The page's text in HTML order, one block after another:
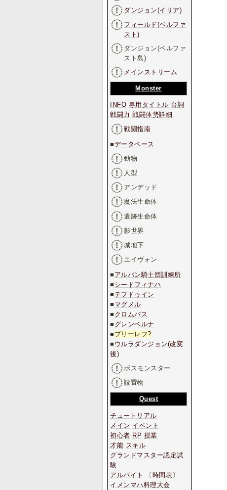
ダンジョン(イリア)
フィールド(ベルファ
スト)
ダンジョン(ベルファ
スト島)
メインストリーム
Monster
INFO 専用タイトル 台詞
戦闘力 戦闘体勢詳細
戦闘指南
■データベース
動物
人型
アンデッド
魔法生命体
遺跡生命体
影世界
城地下
エイヴォン
■ アルバン騎士団訓練所
■ シードフィナハ
■ テフドゥイン
■ マグメル
■ クロムバス
■ グレンベルナ
■ ブリーレフ?
■ ウルラダンジョン(改変
後)
ボスモンスター
設置物
Quest
チュートリアル
メイン イベント
初心者 RP 授業
才能 スキル
グランドマスター認定試
験
アルバイト
〔時間表〕
イメンマハ料理大会